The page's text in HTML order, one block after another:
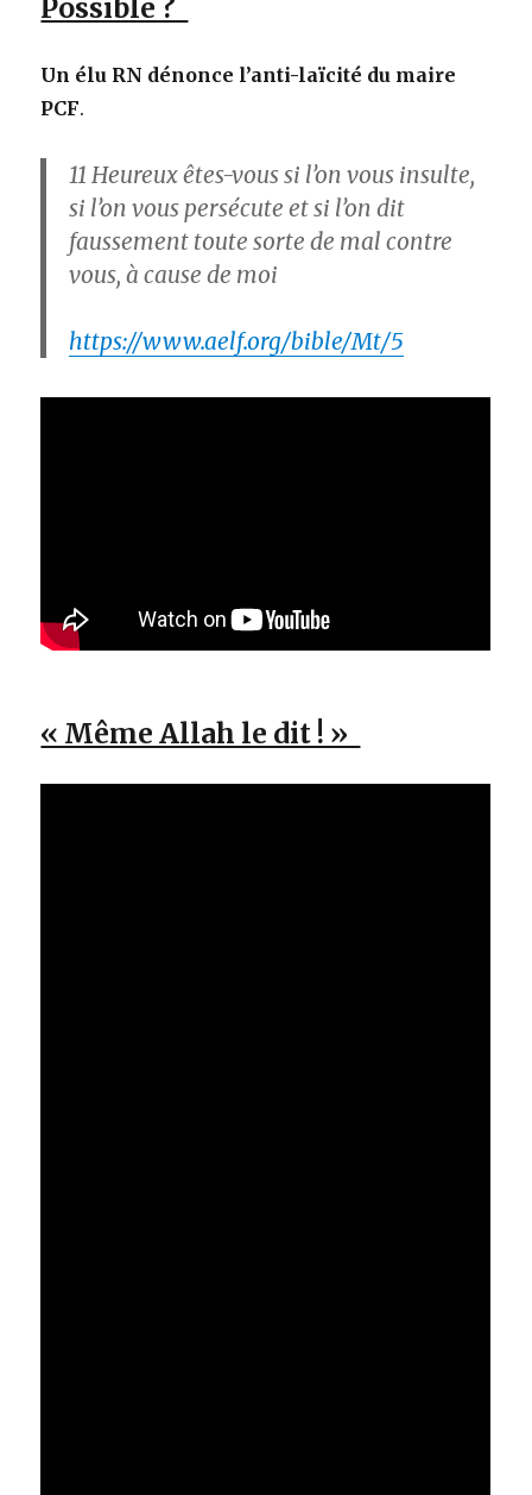
Possible ?
Un élu RN dénonce l’anti-laïcité du maire
PCF.
11 Heureux êtes-vous si l’on vous insulte,
si l’on vous persécute et si l’on dit
faussement toute sorte de mal contre
vous, à cause de moi
https://www.aelf.org/bible/Mt/5
« Même Allah le dit ! »